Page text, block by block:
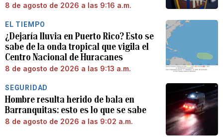
8 de agosto de 2026 a las 9:16 a.m.
EL TIEMPO
¿Dejaría lluvia en Puerto Rico? Esto se
sabe de la onda tropical que vigila el
Centro Nacional de Huracanes
8 de agosto de 2026 a las 9:13 a.m.
SEGURIDAD
Hombre resulta herido de bala en
Barranquitas: esto es lo que se sabe
8 de agosto de 2026 a las 9:02 a.m.